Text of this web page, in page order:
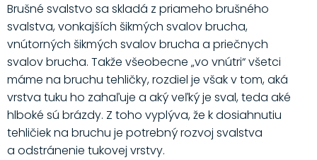
Brušné svalstvo sa skladá z priameho brušného
svalstva, vonkajších šikmých svalov brucha,
vnútorných šikmých svalov brucha a priečnych
svalov brucha. Takže všeobecne „vo vnútri“ všetci
máme na bruchu tehličky, rozdiel je však v tom, aká
vrstva tuku ho zahaľuje a aký veľký je sval, teda aké
hlboké sú brázdy. Z toho vyplýva, že k dosiahnutiu
tehličiek na bruchu je potrebný rozvoj svalstva
a odstránenie tukovej vrstvy.